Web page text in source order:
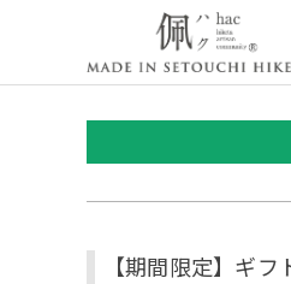
【期間限定】ギ